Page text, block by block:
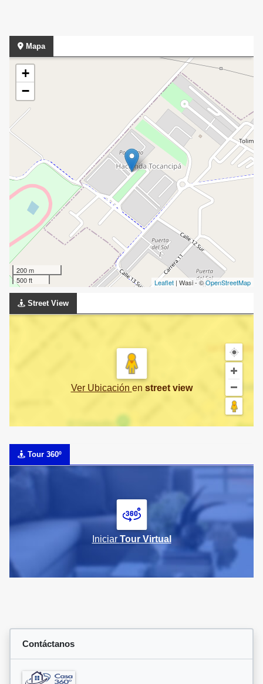
Mapa
+
−
200 m
500 ft
Leaflet | Wasi - ©OpenStreetMap
Street View
Ver Ubicación en street view
Tour 360º
Iniciar Tour Virtual
Contáctanos